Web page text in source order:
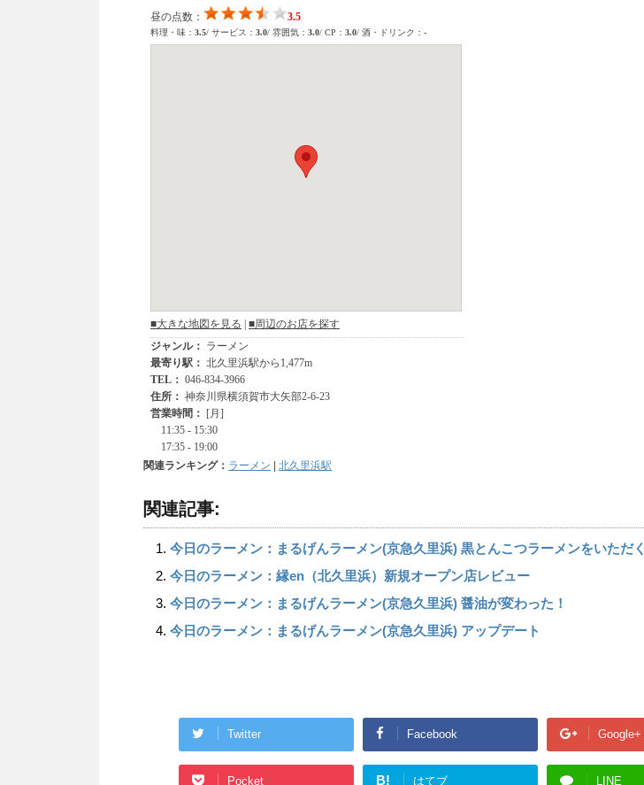
関連ランキング： ラーメン | 北久里浜駅
関連記事:
今日のラーメン：まるげんラーメン(京急久里浜) 黒とんこつラーメンをいただく
今日のラーメン：縁en（北久里浜）新規オープン店レビュー
今日のラーメン：まるげんラーメン(京急久里浜) 醤油が変わった！
今日のラーメン：まるげんラーメン(京急久里浜) アップデート
Twitter Facebook Google+
Pocket B! はてブ LINE